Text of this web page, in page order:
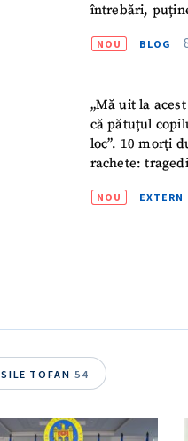
întrebări,
NOU BLOG
„Mă uit la
că pătuțul
loc”. 10 morți
rachete:
NOU EXTERN
TOFAN 54
citit și sunt de acord cu